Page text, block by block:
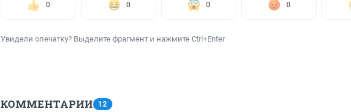
0 0 0 0
Увидели опечатку? Выделите фрагмент и нажмите Ctrl+Enter
КОММЕНТАРИИ 12